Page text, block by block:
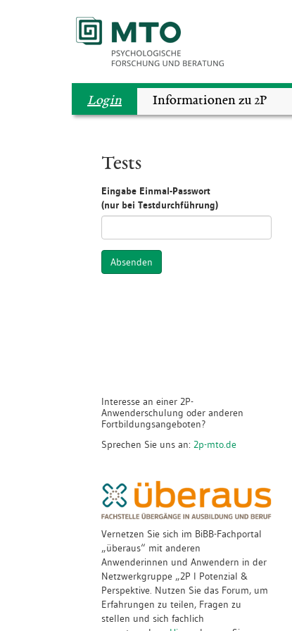
Login Informationen zu 2P
Tests
Eingabe Einmal-Passwort
(nur bei Testdurchführung)
Absenden
Interesse an einer 2P-
Anwenderschulung oder anderen
Fortbildungsangeboten?
Sprechen Sie uns an: 2p-mto.de
Vernetzen Sie sich im BiBB-Fachportal
„überaus“ mit anderen
Anwenderinnen und Anwendern in der
Netzwerkgruppe „2P I Potenzial &
Perspektive. Nutzen Sie das Forum, um
Erfahrungen zu teilen, Fragen zu
stellen und sich fachlich